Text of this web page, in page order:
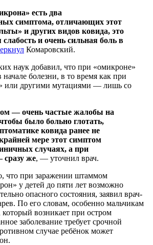
есть два
симптома, отличающих этот
и других видов ковида, это
слабость и очень сильная боль в
Комаровский.
наук добавил, что при «омикроне»
начале болезни, в то время как при
или другими мутациями — лишь со
— очень частые жалобы на
было больно глотать,
ковида ранее не
мере этот симптом
случаях, а при
сразу же, — уточнил врач.
что при заражении штаммом
у детей до пяти лет возможно
опасного состояния, заявил врач-
По его словам, особенно мальчикам
который возникает при остром
заболевание требует срочной
случае ребёнок может